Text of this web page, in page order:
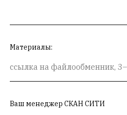
Материалы:
Ваш менеджер СКАН СИТИ